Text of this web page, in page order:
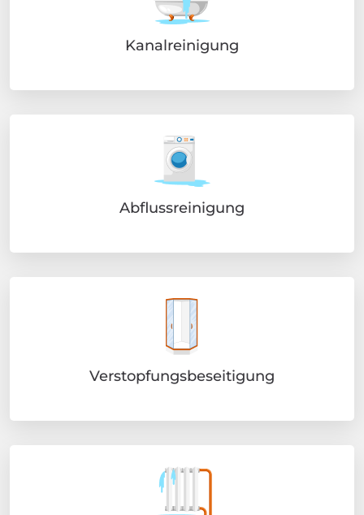
Kanalreinigung
Abflussreinigung
Verstopfungsbeseitigung